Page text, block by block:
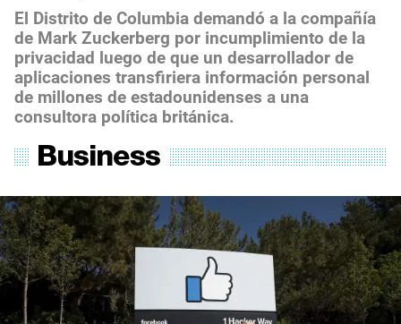
El Distrito de Columbia demandó a la compañía
de Mark Zuckerberg por incumplimiento de la
privacidad luego de que un desarrollador de
aplicaciones transfiriera información personal
de millones de estadounidenses a una
consultora política británica.